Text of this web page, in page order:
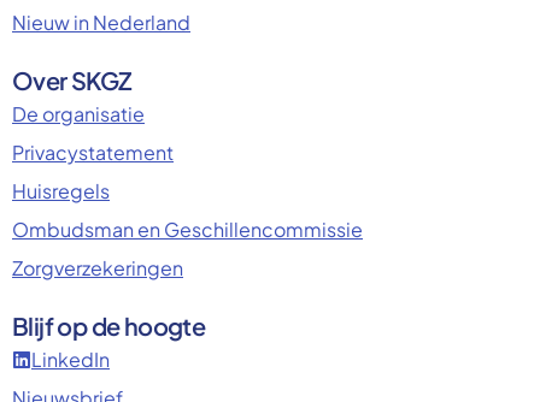
Nieuw in Nederland
Over SKGZ
De organisatie
Privacystatement
Huisregels
Ombudsman en Geschillencommissie
Zorgverzekeringen
Blijf op de hoogte
LinkedIn